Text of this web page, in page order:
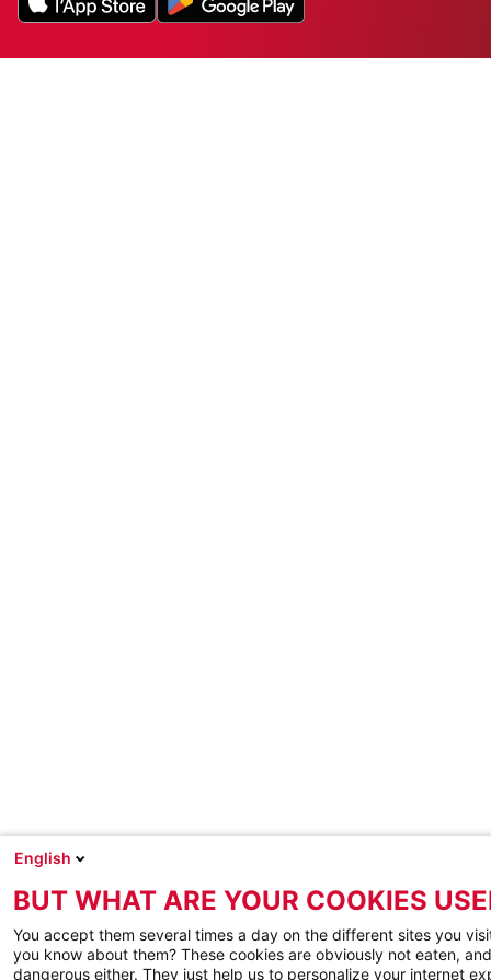
English
BUT WHAT ARE YOUR COOKIES
You accept them several times a day on the different sites you
you know about them? These cookies are obviously not eaten,
dangerous either. They just help us to personalize your internet